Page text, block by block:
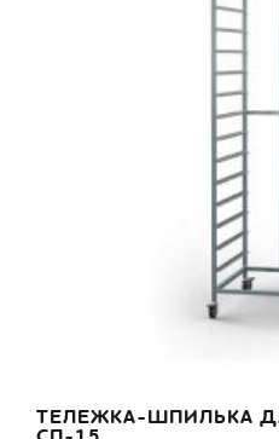
ТЕЛЕЖКА-ШПИЛЬКА